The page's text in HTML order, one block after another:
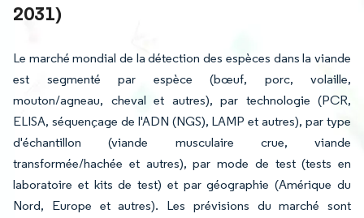
2031)
Le marché mondial de la détection des espèces dans la viande
est segmenté par espèce (bœuf, porc, volaille,
mouton/agneau, cheval et autres), par technologie (PCR,
ELISA, séquençage de l'ADN (NGS), LAMP et autres), par type
d'échantillon (viande musculaire crue, viande
transformée/hachée et autres), par mode de test (tests en
laboratoire et kits de test) et par géographie (Amérique du
Nord, Europe et autres). Les prévisions du marché sont